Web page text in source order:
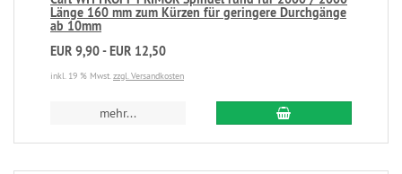
Länge 160 mm zum Kürzen für geringere Durchgänge
ab 10mm
EUR 9,90 - EUR 12,50
inkl. 19 % Mwst.zzgl. Versandkosten
mehr...